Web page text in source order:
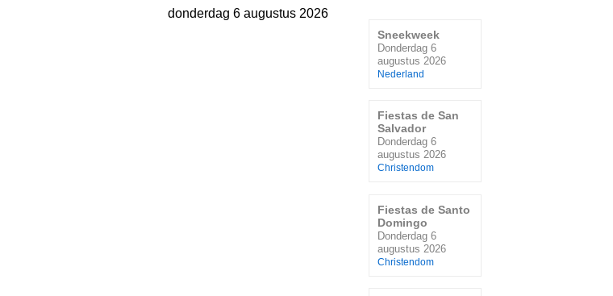
donderdag 6 augustus 2026
Sneekweek
Donderdag 6
augustus 2026
Nederland
Fiestas de San
Salvador
Donderdag 6
augustus 2026
Christendom
Fiestas de Santo
Domingo
Donderdag 6
augustus 2026
Christendom